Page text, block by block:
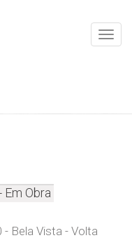
Em Obra
- Bela Vista - Volta